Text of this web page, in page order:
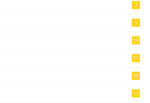
7
5
19
11
10
11